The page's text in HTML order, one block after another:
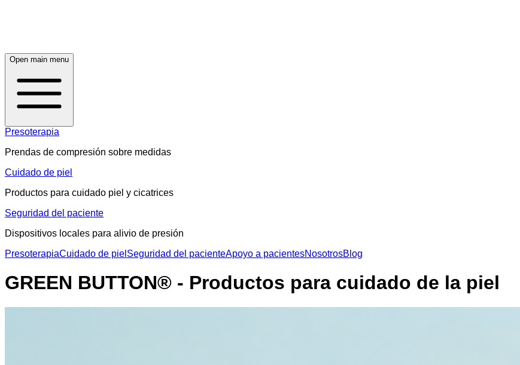
Open main menu
Presoterapia
Prendas de compresión sobre medidas
Cuidado de piel
Productos para cuidado piel y cicatrices
Seguridad del paciente
Dispositivos locales para alivio de presión
PresoterapiaCuidado de piel Seguridad del pacienteApoyo a pacientesNosotrosBlog
GREEN BUTTON® - Productos para cuidado de la piel